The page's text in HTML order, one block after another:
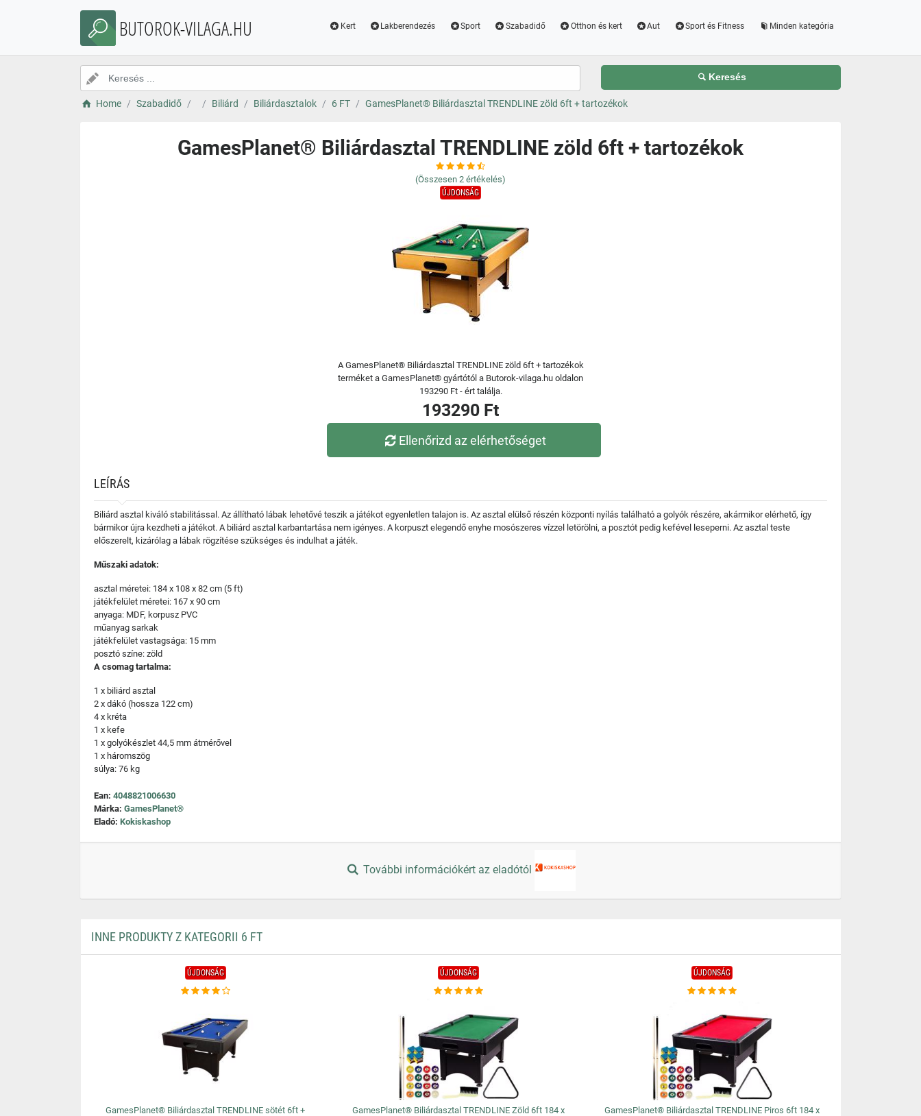
BUTOROK-VILAGA.HU Kert Lakberendezés Sport Szabadidő Otthon és kert Aut Sport és Fitness Minden kategória
Keresés
Home Szabadidő Biliárd Biliárdasztalok 6 FT GamesPlanet® Biliárdasztal TRENDLINE zöld 6ft + tartozékok
GamesPlanet® Biliárdasztal TRENDLINE zöld 6ft + tartozékok
(Összesen 2 értékelés)
ÚJDONSÁG
A GamesPlanet® Biliárdasztal TRENDLINE zöld 6ft + tartozékok
terméket a GamesPlanet® gyártótól a Butorok-vilaga.hu oldalon
193290 Ft - ért találja.
193290 Ft
Ellenőrizd az elérhetőséget
LEÍRÁS
Biliárd asztal kiváló stabilitással. Az állítható lábak lehetővé teszik a játékot egyenletlen talajon is. Az asztal elülső részén központi nyílás található a golyók részére, akármikor elérhető, így
bármikor újra kezdheti a játékot. A biliárd asztal karbantartása nem igényes. A korpuszt elegendő enyhe mosószeres vízzel letörölni, a posztót pedig kefével leseperni. Az asztal teste
előszerelt, kizárólag a lábak rögzítése szükséges és indulhat a játék.
Műszaki adatok:
asztal méretei: 184 x 108 x 82 cm (5 ft)
játékfelület méretei: 167 x 90 cm
anyaga: MDF, korpusz PVC
műanyag sarkak
játékfelület vastagsága: 15 mm
posztó színe: zöld
A csomag tartalma:
1 x biliárd asztal
2 x dákó (hossza 122 cm)
4 x kréta
1 x kefe
1 x golyókészlet 44,5 mm átmérővel
1 x háromszög
súlya: 76 kg
Ean: 4048821006630
Márka: GamesPlanet®
Eladó: Kokiskashop
További információkért az eladótól
INNE PRODUKTY Z KATEGORII 6 FT
ÚJDONSÁG
GamesPlanet® Biliárdasztal TRENDLINE sötét 6ft +
ÚJDONSÁG
GamesPlanet® Biliárdasztal TRENDLINE Zöld 6ft 184 x
ÚJDONSÁG
GamesPlanet® Biliárdasztal TRENDLINE Piros 6ft 184 x